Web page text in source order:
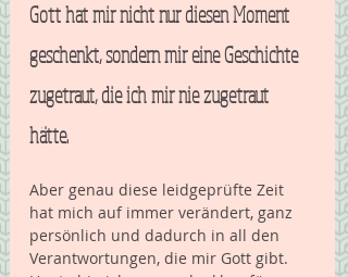
Gott hat mir nicht nur diesen Moment
geschenkt, sondern mir eine Geschichte
zugetraut, die ich mir nie zugetraut
hätte.
Aber genau diese leidgeprüfte Zeit
hat mich auf immer verändert, ganz
persönlich und dadurch in all den
Verantwortungen, die mir Gott gibt.